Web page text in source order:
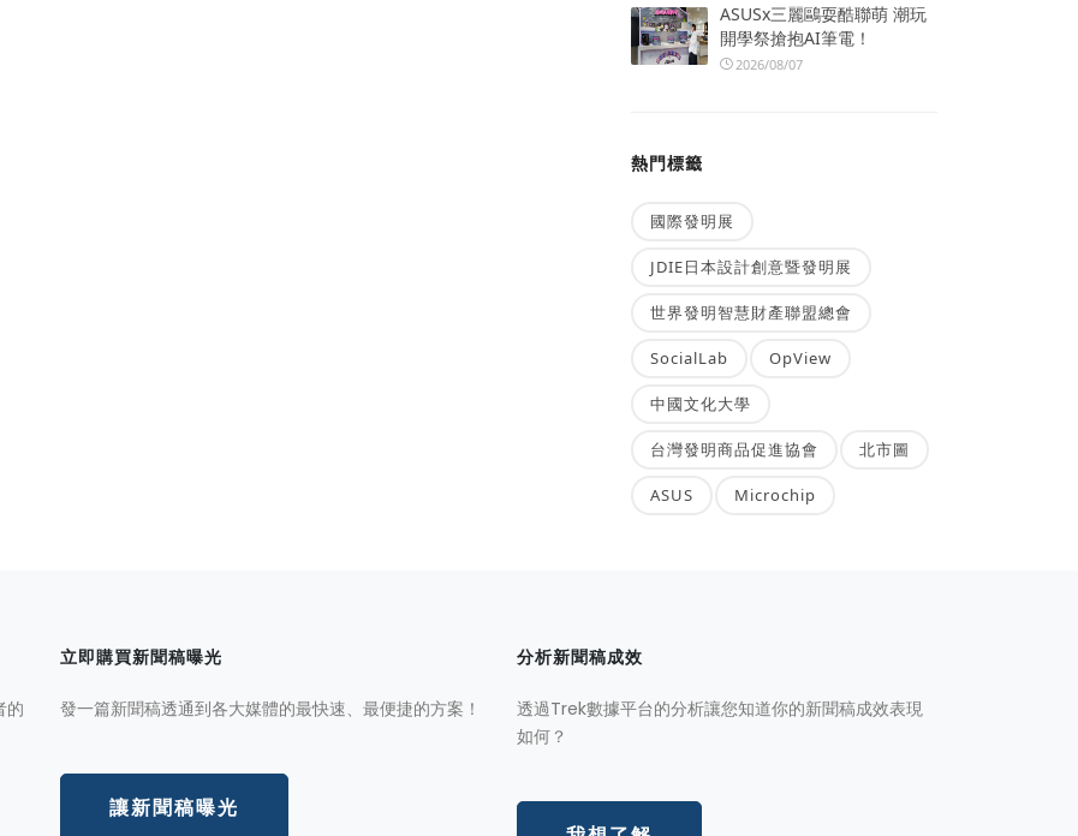
ASUSx三麗鷗耍酷聯萌 潮玩
開學祭搶抱AI筆電！
2026/08/07
熱門標籤
國際發明展
JDIE日本設計創意暨發明展
世界發明智慧財產聯盟總會
SocialLab OpView
中國文化大學
台灣發明商品促進協會 北市圖
ASUS Microchip
的
立即購買新聞稿曝光
發一篇新聞稿透通到各大媒體的最快速、最便捷的方案！
讓新聞稿曝光
分析新聞稿成效
透過Trek數據平台的分析讓您知道你的新聞稿成效表現
如何？